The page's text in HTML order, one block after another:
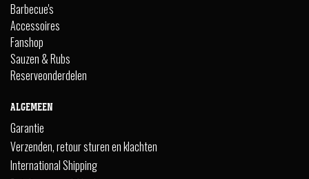
Barbecue's
Accessoires
Fanshop
Sauzen & Rubs
Reserveonderdelen
ALGEMEEN
Garantie
Verzenden, retour sturen en klachten
International Shipping